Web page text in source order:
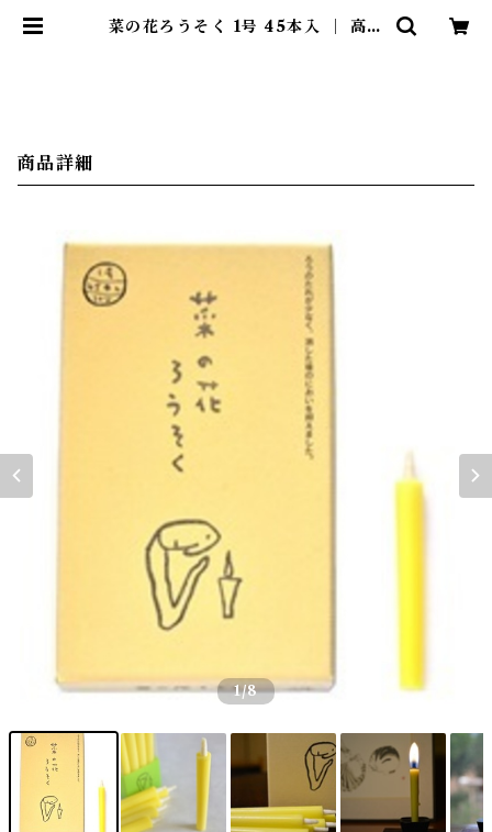
菜の花ろうそく 1号 45本入 ｜ 高澤
商品詳細
1/8